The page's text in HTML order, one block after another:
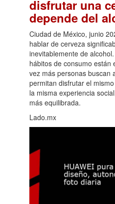
disfrutar una
depende del
Ciudad de México, junio
hablar de cerveza
inevitablemente de
hábitos de consumo están
vez más personas buscan
permitan disfrutar el
la misma experiencia
más equilibrada.
Lado.mx